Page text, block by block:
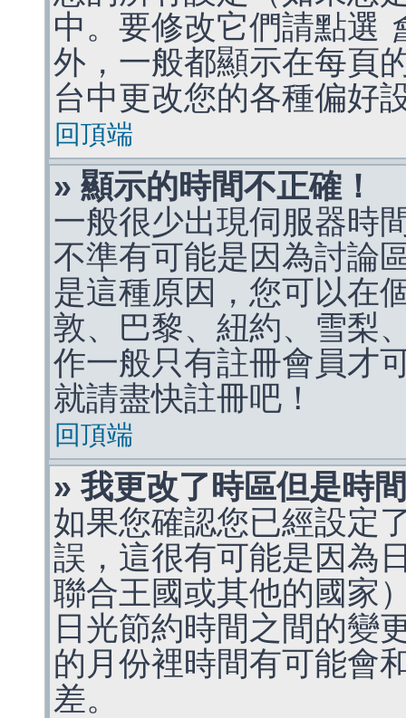
中。要修改它們請點選
外，一般都顯示在每頁
台中更改您的各種偏好
回頂端
» 顯示的時間不正確！
一般很少出現伺服器時
不準有可能是因為討論
是這種原因，您可以在
敦、巴黎、紐約、雪梨
作一般只有註冊會員才
就請盡快註冊吧！
回頂端
» 我更改了時區但是時
如果您確認您已經設定
誤，這很有可能是因為
聯合王國或其他的國家
日光節約時間之間的變
的月份裡時間有可能會
差。